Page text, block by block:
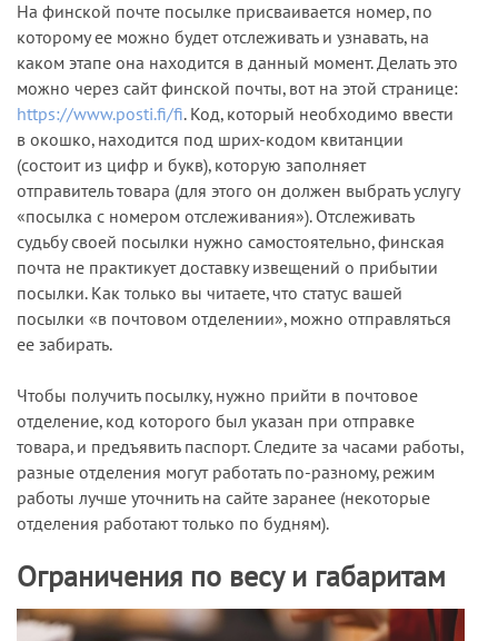
На финской почте посылке присваивается номер, по
которому ее можно будет отслеживать и узнавать, на
каком этапе она находится в данный момент. Делать это
можно через сайт финской почты, вот на этой странице:
https://www.posti.fi/fi. Код, который необходимо ввести
в окошко, находится под шрих-кодом квитанции
(состоит из цифр и букв), которую заполняет
отправитель товара (для этого он должен выбрать услугу
«посылка с номером отслеживания»). Отслеживать
судьбу своей посылки нужно самостоятельно, финская
почта не практикует доставку извещений о прибытии
посылки. Как только вы читаете, что статус вашей
посылки «в почтовом отделении», можно отправляться
ее забирать.
Чтобы получить посылку, нужно прийти в почтовое
отделение, код которого был указан при отправке
товара, и предъявить паспорт. Следите за часами работы,
разные отделения могут работать по-разному, режим
работы лучше уточнить на сайте заранее (некоторые
отделения работают только по будням).
Ограничения по весу и габаритам